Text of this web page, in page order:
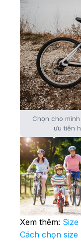
Chọn cho
ưu tiên
Xem thêm:
Cách chọn